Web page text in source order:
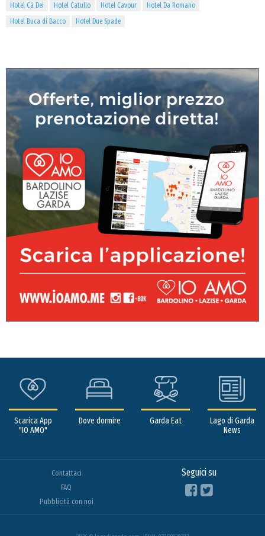
Hotel Cà Dei
Hotel Catullo Hotel Cavour
Hotel Da Romano
Hotel Buca di Bacco
Hotel Due Spade
Scarica App
"IO AMO"
Dove dormire Garda Eat
Lago di Garda
News
Contattaci
FAQ
Pubblicità con noi
Seguici su